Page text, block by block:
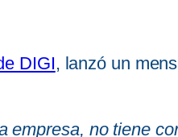
DIGI, lanzó un
empresa, no tiene